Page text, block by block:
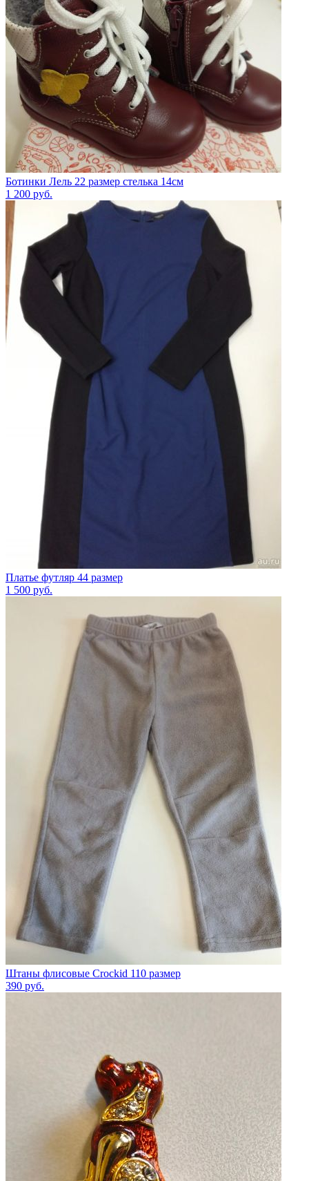
Ботинки Лель 22 размер стелька 14см
1 200 руб.
Платье футляр 44 размер
1 500 руб.
Штаны флисовые Crockid 110 размер
390 руб.